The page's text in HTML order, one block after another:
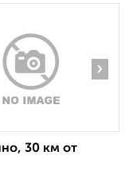
›
30 км от